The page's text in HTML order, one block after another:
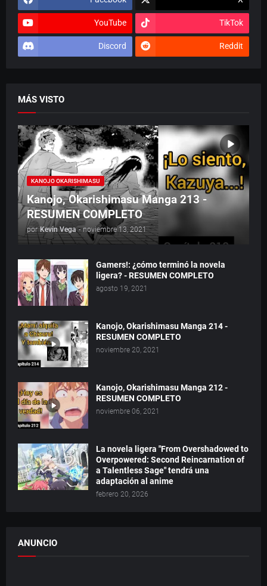
YouTube TikTok
Discord Reddit
MÁS VISTO
KANOJO OKARISHIMASU
Kanojo, Okarishimasu Manga 213 -
RESUMEN COMPLETO
por Kevin Vega - noviembre 13, 2021
Gamers!: ¿cómo terminó la novela
ligera? - RESUMEN COMPLETO
agosto 19, 2021
Kanojo, Okarishimasu Manga 214 -
RESUMEN COMPLETO
noviembre 20, 2021
Kanojo, Okarishimasu Manga 212 -
RESUMEN COMPLETO
noviembre 06, 2021
La novela ligera "From Overshadowed to
Overpowered: Second Reincarnation of
a Talentless Sage" tendrá una
adaptación al anime
febrero 20, 2026
ANUNCIO